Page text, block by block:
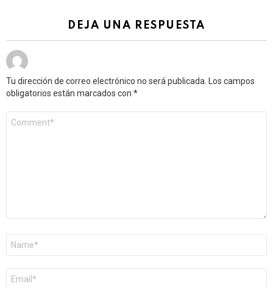
DEJA UNA RESPUESTA
Tu dirección de correo electrónico no será publicada.
Los campos
obligatorios están marcados con *
electrónico